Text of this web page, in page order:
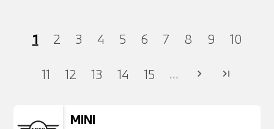
1 2 3 4 5 6 7 8 9 10
11 12 13 14 15 ... chevron_right last_page
MINI